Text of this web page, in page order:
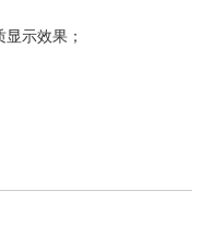
示效果；